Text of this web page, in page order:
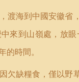
渡海到中國安徽
來到山嶺處，放
時間。
欠缺糧食，僅以